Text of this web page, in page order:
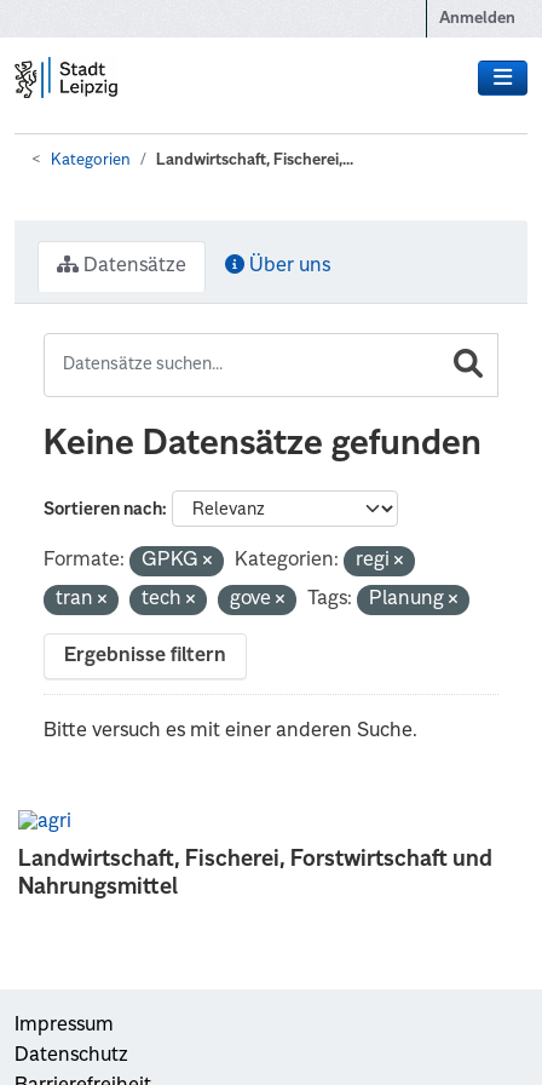
Anmelden
Kategorien Landwirtschaft, Fischerei,...
Landwirtschaft, Fischerei, Forstwirtschaft und
Nahrungsmittel
Datensätze Über uns
Keine Datensätze gefunden
Sortieren nach
Formate: GPKG Kategorien:
regi
tran
tech gove Tags: Planung
Ergebnisse filtern
Bitte versuch es mit einer anderen Suche.
Impressum
Datenschutz